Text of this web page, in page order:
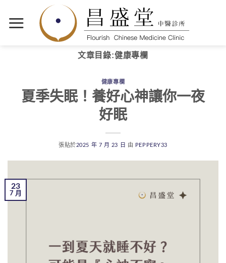
文章目錄:健康專欄
健康專欄
夏季失眠！養好心神讓你一夜
好眠
張貼於2025 年 7 月 23 日 由 PEPPERY33
23
7 月